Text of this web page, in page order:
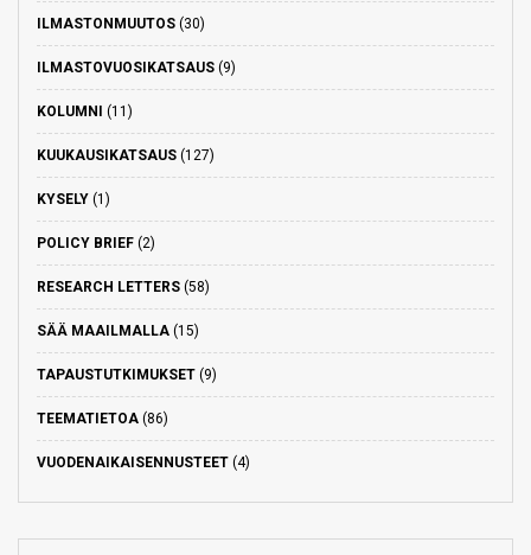
ILMASTONMUUTOS (30)
ILMASTOVUOSIKATSAUS (9)
KOLUMNI (11)
KUUKAUSIKATSAUS (127)
KYSELY (1)
POLICY BRIEF (2)
RESEARCH LETTERS (58)
SÄÄ MAAILMALLA (15)
TAPAUSTUTKIMUKSET (9)
TEEMATIETOA (86)
VUODENAIKAISENNUSTEET (4)